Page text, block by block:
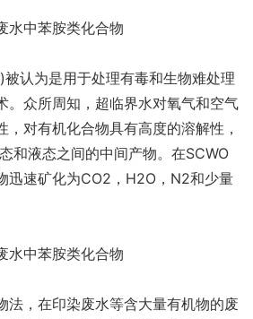
水中苯胺类化合物
认为是用于处理有毒和生物难处理
。众所周知，超临界水对氧气和空气
，对有机化合物具有高度的溶解性，
和液态之间的中间产物。在SCWO
迅速矿化为CO2，H2O，N2和少量
水中苯胺类化合物
法，在印染废水等含大量有机物的废